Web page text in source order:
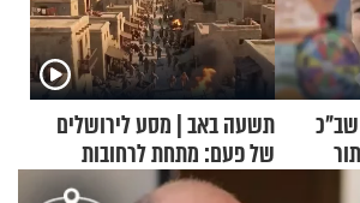
שב"כ
תשעה באב | מסע לירושלים
של פעם: מתחת לרחובות
ירושלים